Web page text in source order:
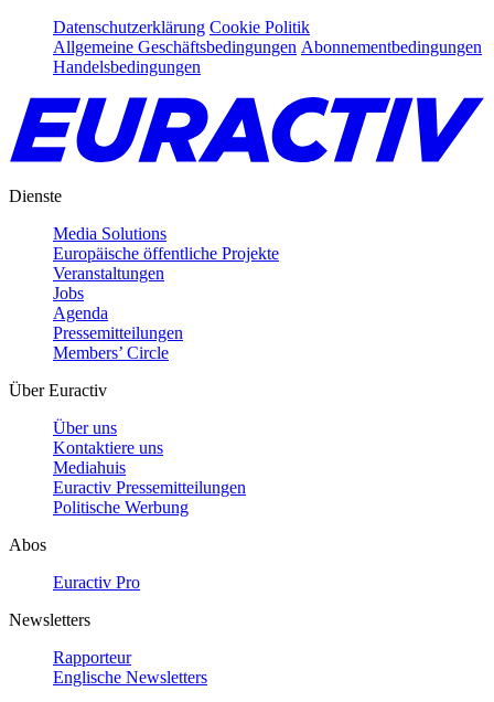
Datenschutzerklärung Cookie Politik
Allgemeine Geschäftsbedingungen Abonnementbedingungen
Handelsbedingungen
Dienste
Media Solutions
Europäische öffentliche Projekte
Veranstaltungen
Jobs
Agenda
Pressemitteilungen
Members’ Circle
Über Euractiv
Über uns
Kontaktiere uns
Mediahuis
Euractiv Pressemitteilungen
Politische Werbung
Abos
Euractiv Pro
Newsletters
Rapporteur
Englische Newsletters